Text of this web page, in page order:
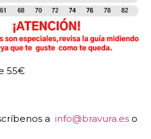
55€
a info@bravura.es o